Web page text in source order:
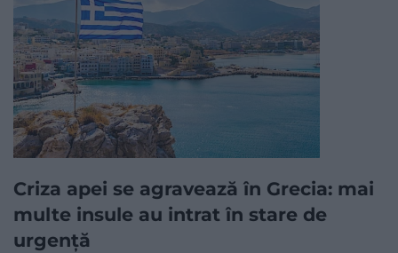
Criza apei se agravează în Grecia: mai
multe insule au intrat în stare de
urgență